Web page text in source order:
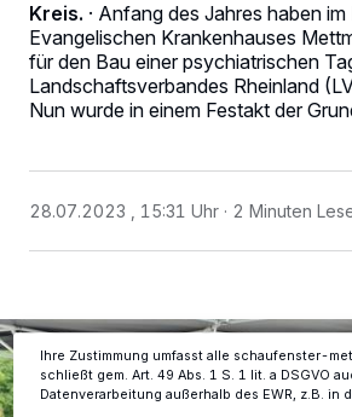
Kreis. · Anfang des Jahres haben im
Evangelischen Krankenhauses
für den Bau einer psychiatrischen
Landschaftsverbandes Rheinland
Nun wurde in einem Festakt der
28.07.2023 , 15:31 Uhr 2 Minuten
Wir und unsere 218-Partner speichern und
Tracking-Technologien für die unter „Wir und
Zwecke. Wenn Tracker deaktiviert sind, sind
dieses Menü jederzeit wieder aufrufen, um
Einstellungen oder Ablehnen am unteren
Informationen finden Sie in unserer
Ihre Zustimmung umfasst alle schaufenster-
schließt gem. Art. 49 Abs. 1 S. 1 lit. a DSGVO
Datenverarbeitung außerhalb des EWR, z.B. in